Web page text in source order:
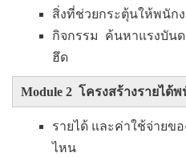
สิ่งที่ช่วยกระตุ้นให้พนัก
กิจกรรม ค้นหาแรงบัน
ฮึด
Module 2 โครงสร้างรายได้
รายได้ และค่าใช้จ่ายข
ไหน